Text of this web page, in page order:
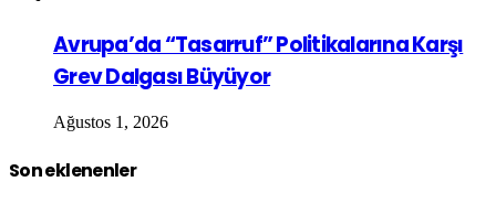
Avrupa’da “Tasarruf” Politikalarına Karşı
Grev Dalgası Büyüyor
Ağustos 1, 2026
Son eklenenler